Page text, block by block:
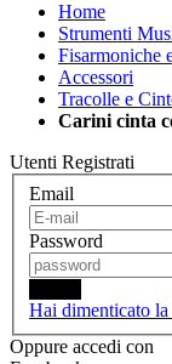
Home
Strumenti
Fisarmoniche
Accessori
Tracolle e
Carini cinta
Utenti Registrati
Email
Password
Hai dimenticato la
Oppure accedi con